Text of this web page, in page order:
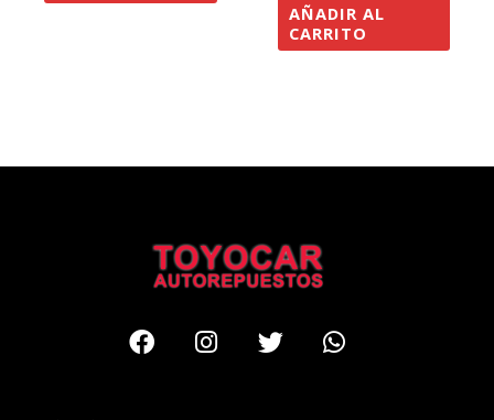
AÑADIR AL
CARRITO
FacebookInstagram
TwitterWhatsapp